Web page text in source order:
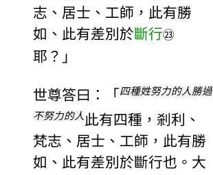
志、居士、工師，此有勝
如、此有差別於斷行㉓
耶？」
世尊答曰：「 四種姓努力的人勝過
不努力的人此有四種，剎利、
梵志、居士、工師，此有勝
如、此有差別於斷行也。大